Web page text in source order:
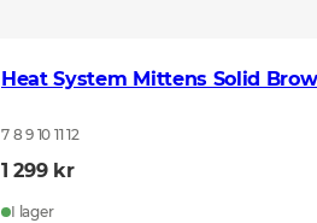
Heat System Mittens Solid
7 8 9 10 11 12
1 299 kr
I lager